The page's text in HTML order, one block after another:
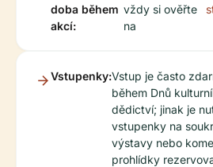
doba během
akcí:
vždy si ověřte
na
Vstupenky:Vstup je často
během Dnů
dědictví; jinak je
vstupenky na
výstavy nebo
prohlídky